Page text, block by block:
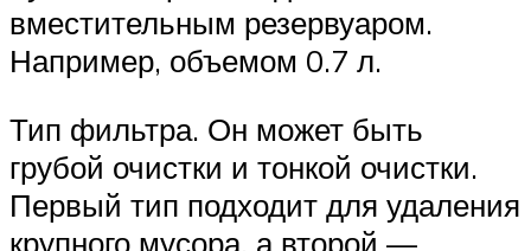
вместительным резервуаром.
Например, объемом 0.7 л.
Тип фильтра. Он может быть
грубой очистки и тонкой очистки.
Первый тип подходит для удаления
крупного мусора, а второй —